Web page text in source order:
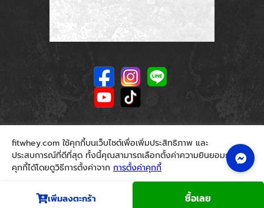
เพิ่มลงตะกร้า ซื้อเลย
© 2026. Fitwhey.com. All Rights Reserved.
fitwhey.com ใช้คุกกี้บนเว็บไซต์เพื่อเพิ่มประสิทธิภาพ และ
ประสบการณ์ที่ดีที่สุด ทั้งนี้คุณสามารถเลือกตั้งค่าความยินยอมการใช้
คุกกี้ได้โดยดูวิธีการตั้งค่าจาก การตั้งค่าคุกกี้
นโยบายคุกกี้